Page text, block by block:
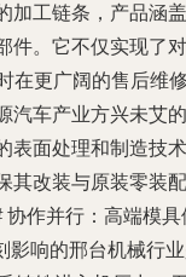
加工链条，产品涵盖
件。它不仅实现了对
在更广阔的售后维
汽车产业方兴未艾的
表面处理和制造技术
其改装与原装零装配
作并行：高端模具
影响的邢台机械行